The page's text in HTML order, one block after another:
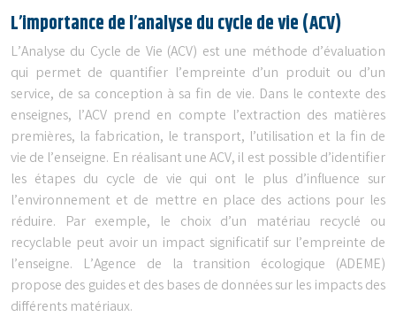
L’importance de l’analyse du cycle de vie (ACV)
L’Analyse du Cycle de Vie (ACV) est une méthode d’évaluation
qui permet de quantifier l’empreinte d’un produit ou d’un
service, de sa conception à sa fin de vie. Dans le contexte des
enseignes, l’ACV prend en compte l’extraction des matières
premières, la fabrication, le transport, l’utilisation et la fin de
vie de l’enseigne. En réalisant une ACV, il est possible d’identifier
les étapes du cycle de vie qui ont le plus d’influence sur
l’environnement et de mettre en place des actions pour les
réduire. Par exemple, le choix d’un matériau recyclé ou
recyclable peut avoir un impact significatif sur l’empreinte de
l’enseigne. L’Agence de la transition écologique (ADEME)
propose des guides et des bases de données sur les impacts des
différents matériaux.